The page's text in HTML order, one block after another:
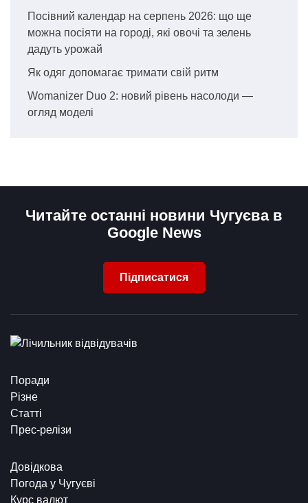
Посівний календар на серпень 2026: що ще
можна посіяти на городі, які овочі та зелень
дадуть урожай
Як одяг допомагає тримати свій ритм
Womanizer Duo 2: новий рівень насолоди —
огляд моделі
Читайте останні новини Чугуєва в
Google News
Підписатися
Поради
Різне
Статті
Прес-релізи
Довідкова
Погода у Чугуєві
Курс валют